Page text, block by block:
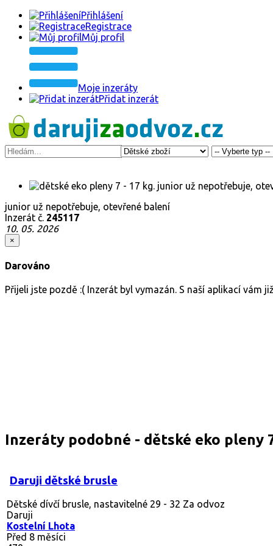
Přihlášení
Registrace
Můj profil
Moje inzeráty
Přidat inzerát
junior už nepotřebuje, otevřené balení
Inzerát č. 245117
10. 05. 2026
×
Darováno
Přijeli jste pozdě :( Inzerát byl vymazán. S naší aplikací vám
Inzeráty podobné - dětské eko pleny
Daruji dětské brusle
Dětské dívčí brusle, nastavitelné 29 - 32 Za odvoz
Daruji
Kostelní Lhota
Před 8 měsíci